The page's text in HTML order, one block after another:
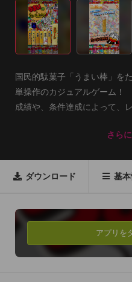
国民的駄菓子「うまい棒」を
単操作のカジュアルゲーム！
成績や、条件達成によって、
画面をタップし、うまい棒を
ます。
うまい棒の種類によっては、
のも・・・。
さら
ダウンロード 基
アプリを